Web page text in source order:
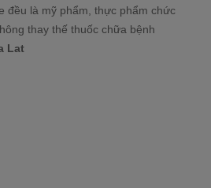
đều là mỹ phẩm, thực phẩm chức
thay thế thuốc chữa bệnh
Lat